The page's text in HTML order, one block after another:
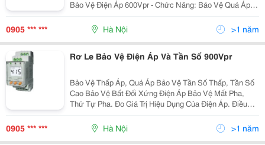
Bảo Vệ Điện Áp 600Vpr - Chức Năng: Bảo Vệ Quá Áp ,
Thấp Áp , Ngược Pha , Mất Pha . - Có Led Hiển Thị
Nguồn Và Trạng Thái Ngõ
0905 *** *** Hà Nội >1 năm
Rơ Le Bảo Vệ Điện Áp Và Tần Số 900Vpr
Bảo Vệ Thấp Áp, Quá Áp Bảo Vệ Tần Số Thấp, Tần Số
Cao Bảo Vệ Bất Đối Xứng Điện Áp Bảo Vệ Mất Pha,
Thứ Tự Pha. Đo Giá Trị Hiệu Dụng Của Điện Áp. Điều
Chỉnh Thời Gian Tác Độ Ng Ng Õ Ra Điều Chỉnh Thời
0905 *** *** Hà Nội >1 năm